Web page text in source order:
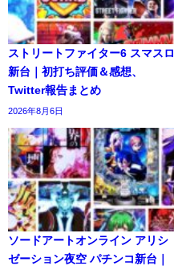
ストリートファイター6 スマスロ
新台｜初打ち評価＆感想、
Twitter報告まとめ
2026年8月6日
ソードアートオンライン アリシ
ゼーション夜空 パチンコ新台｜